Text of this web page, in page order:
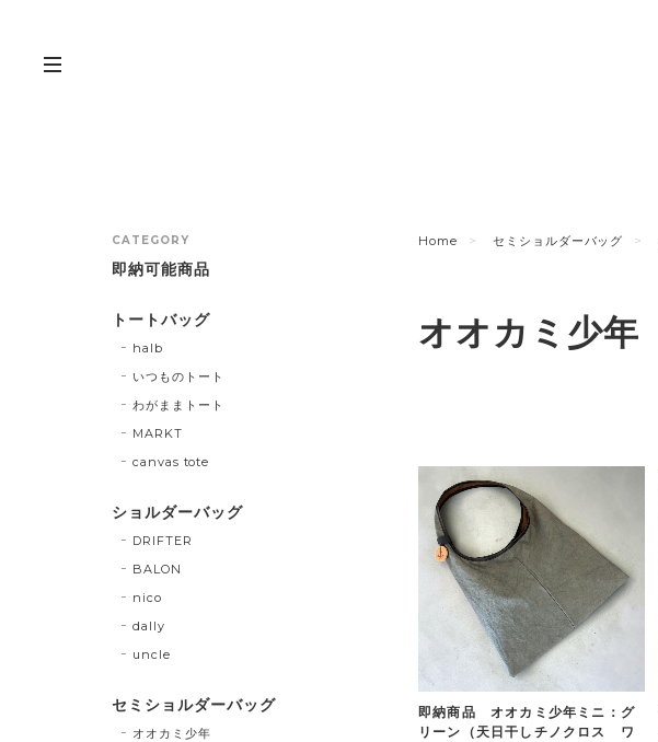
Home セミショルダーバッグ
オオカミ少年
即納商品 オオカミ少年ミニ：グ
リーン（天日干しチノクロス ワ
CATEGORY
即納可能商品
トートバッグ
halb
いつものトート
わがままトート
MARKT
canvas tote
ショルダーバッグ
DRIFTER
BALON
nico
dally
uncle
セミショルダーバッグ
オオカミ少年